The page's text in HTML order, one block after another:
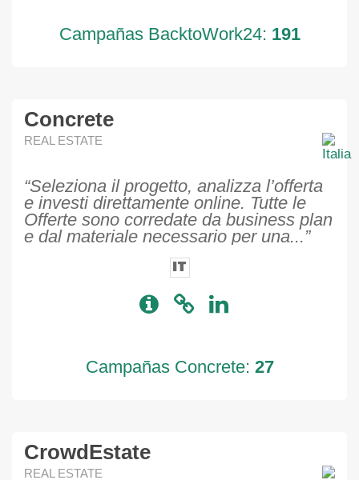
Campañas BacktoWork24: 191
Concrete
REAL ESTATE
“Seleziona il progetto, analizza l’offerta
e investi direttamente online. Tutte le
Offerte sono corredate da business plan
e dal materiale necessario per una...”
IT
Campañas Concrete: 27
CrowdEstate
REAL ESTATE